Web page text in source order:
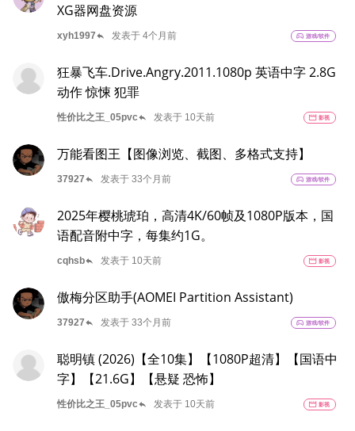
XG器网盘资源
xyh1997reply 发表于 4个月前 sports_esports 游戏/软件
狂暴飞车.Drive.Angry.2011.1080p 英语中字 2.8G
动作 惊悚 犯罪
性价比之王_05pvcreply 发表于 10天前 movie 影视
万能看图王【图像浏览、截图、多格式支持】
37927reply 发表于 33个月前 sports_esports 游戏/软件
2025年樱桃琥珀，高清4K/60帧及1080P版本，国
语配音附中字，每集约1G。
cqhsbreply 发表于 10天前 movie 影视
傲梅分区助手(AOMEI Partition Assistant)
37927reply 发表于 33个月前 sports_esports 游戏/软件
聪明镇 (2026)【全10集】【1080P超清】【国语中
字】【21.6G】【悬疑 恐怖】
性价比之王_05pvcreply 发表于 10天前 movie 影视